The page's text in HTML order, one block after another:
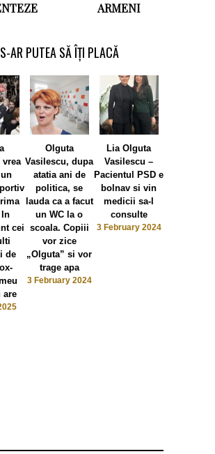
ARMENI
S-AR PUTEA SĂ ÎȚI PLACĂ
vrea
cei
de
are
Olguta
Vasilescu, dupa
atatia ani de
politica, se
lauda ca a facut
un WC la o
scoala. Copiii
vor zice
„Olguta” si vor
trage apa
3 February 2024
Lia Olguta
Vasilescu –
Pacientul PSD e
bolnav si vin
medicii sa-l
consulte
3 February 2024